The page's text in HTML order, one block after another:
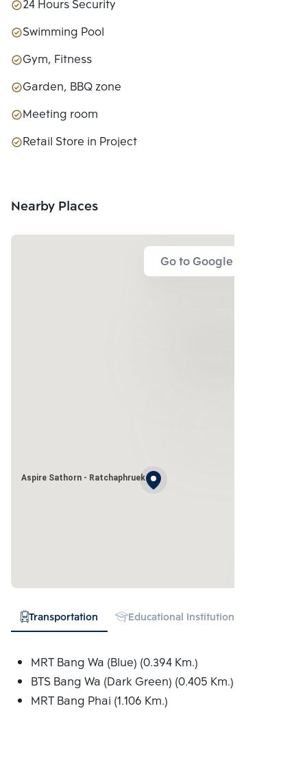
24 Hours Security
Swimming Pool
Gym, Fitness
Garden, BBQ zone
Meeting room
Retail Store in Project
Nearby Places
Go to Google Map
Aspire Sathorn - Ratchaphruek
Transportation Educational Institution
MRT Bang Wa (Blue) (0.394 Km.)
BTS Bang Wa (Dark Green) (0.405 Km.)
MRT Bang Phai (1.106 Km.)